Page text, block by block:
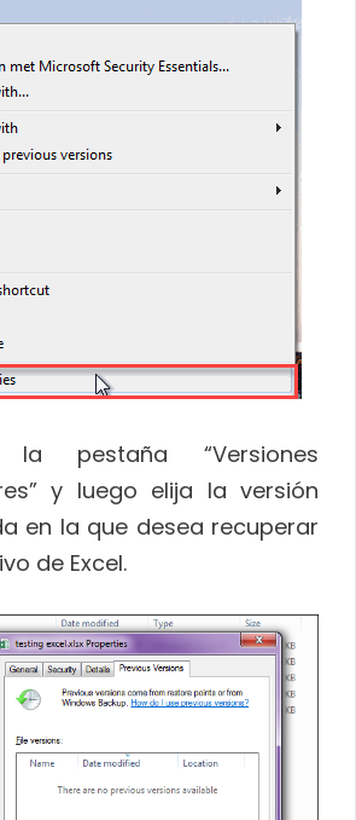
la pestaña “Versiones
y luego elija la versión
en la que desea recuperar
de Excel.